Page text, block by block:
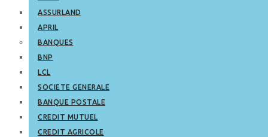
ASSURLAND
APRIL
BANQUES
BNP
LCL
SOCIETE GENERALE
BANQUE POSTALE
CREDIT MUTUEL
CREDIT AGRICOLE